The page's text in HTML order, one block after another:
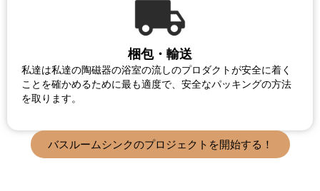
梱包・輸送
私達は私達の陶磁器の浴室の流しのプロダクトが安全に着く
ことを確かめるために最も適度で、安全なパッキングの方法
を取ります。
バスルームシンクのプロジェクトを開始する！